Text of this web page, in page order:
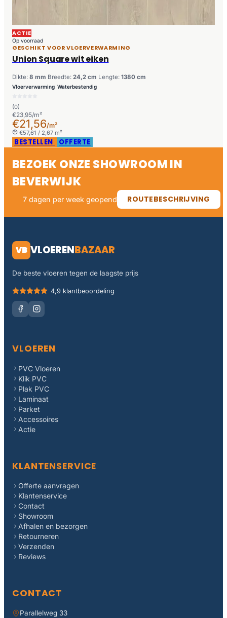
ACTIE
Op voorraad
GESCHIKT VOOR VLOERVERWARMING
Union Square wit eiken
Dikte: 8 mm Breedte: 24,2 cm Lengte: 1380 cm
Vloerverwarming Waterbestendig
(0)
€23,95/m²
€21,56/m²
€57,61 / 2,67 m²
BESTELLEN OFFERTE
BEZOEK ONZE SHOWROOM IN
BEVERWIJK
7 dagen per week geopend ROUTEBESCHRIJVING
VB VLOERENBAZAAR
De beste vloeren tegen de laagste prijs
4,9 klantbeoordeling
VLOEREN
PVC Vloeren
Klik PVC
Plak PVC
Laminaat
Parket
Accessoires
Actie
KLANTENSERVICE
Offerte aanvragen
Klantenservice
Contact
Showroom
Afhalen en bezorgen
Retourneren
Verzenden
Reviews
CONTACT
Parallelweg 33